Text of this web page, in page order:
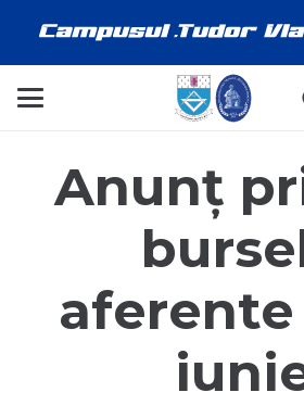
Anunț